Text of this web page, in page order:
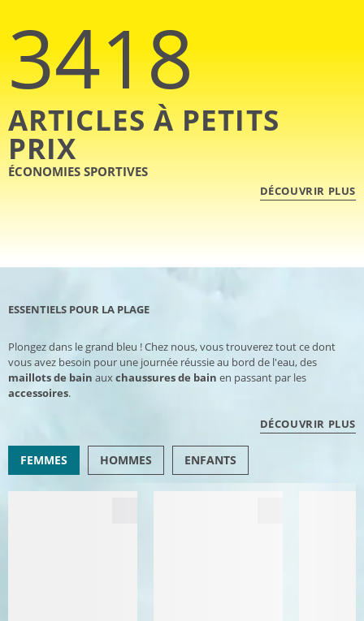
3418
ARTICLES À PETITS
PRIX
ÉCONOMIES SPORTIVES
DÉCOUVRIR PLUS
ESSENTIELS POUR LA PLAGE
Plongez dans le grand bleu ! Chez nous, vous trouverez tout ce dont
vous avez besoin pour une journée réussie au bord de l'eau, des
maillots de bain auxchaussures de bain en passant par les
accessoires.
DÉCOUVRIR PLUS
FEMMES HOMMES ENFANTS